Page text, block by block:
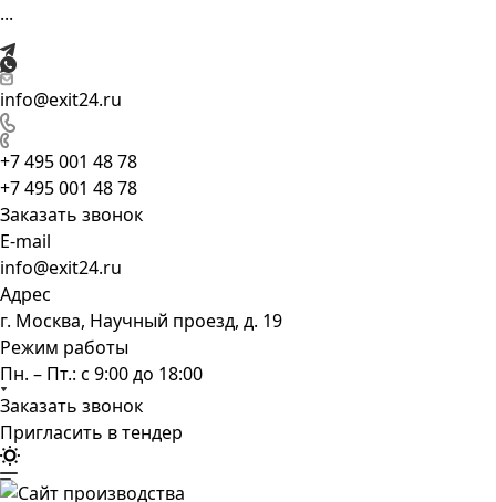
...
info@exit24.ru
+7 495 001 48 78
+7 495 001 48 78
Заказать звонок
E-mail
info@exit24.ru
Адрес
г. Москва, Научный проезд, д. 19
Режим работы
Пн. – Пт.: с 9:00 до 18:00
Заказать звонок
Пригласить в тендер